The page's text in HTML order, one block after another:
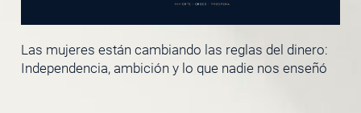
Las mujeres están cambiando las reglas del dinero:
Independencia, ambición y lo que nadie nos enseñó